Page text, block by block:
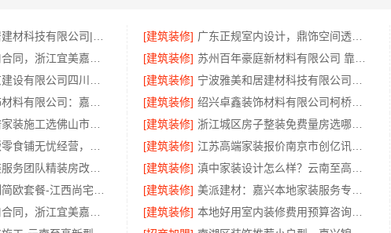
[建筑装修]
[建筑装修]
[建筑装修]
[建筑装修]
[建筑装修]
[建筑装修]
[建筑装修]
[建筑装修]
[建筑装修]